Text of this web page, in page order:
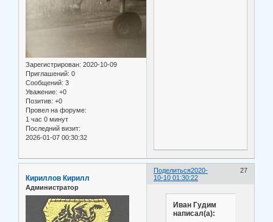
Зарегистрирован: 2020-10-09
Приглашений: 0
Сообщений: 3
Уважение: +0
Позитив: +0
Провел на форуме:
1 час 0 минут
Последний визит:
2026-01-07 00:30:32
Поделиться 27
2020-
10-10 01:30:22
Кириллов Кирилл
Администратор
Иван Гудим
написал(а):